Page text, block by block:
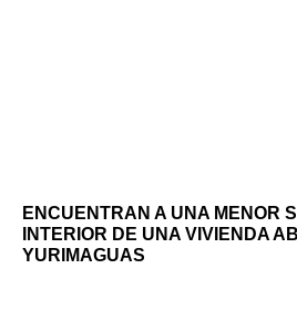
ENCUENTRAN A UNA MENOR
INTERIOR DE UNA VIVIENDA
YURIMAGUAS